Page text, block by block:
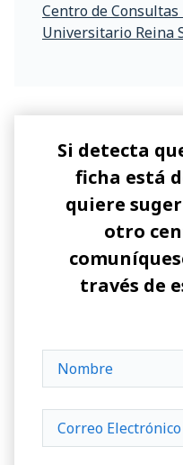
Centro de
Universitario Reina
Si detecta
ficha está
quiere
otro
través de